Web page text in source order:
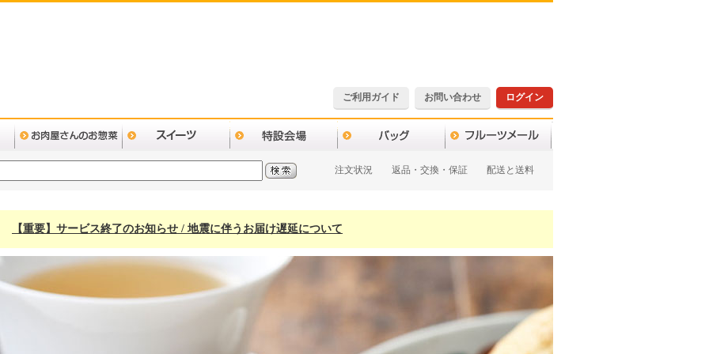
ご利用ガイド お問い合わせ ログイン
注文状況 返品・交換・保証 配送と送料
【重要】サービス終了のお知らせ / 地震に伴うお届け遅延について